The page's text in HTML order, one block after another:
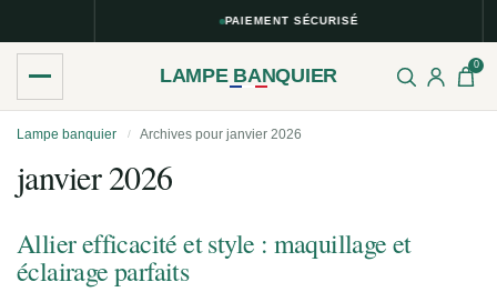
PAIEMENT SÉCURISÉ
LAMPE BANQUIER 0
Lampe banquier / Archives pour janvier 2026
janvier 2026
Allier efficacité et style : maquillage et
éclairage parfaits